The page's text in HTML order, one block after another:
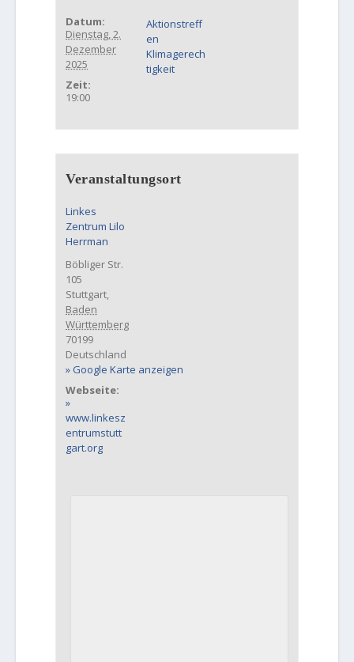
Datum:
Dienstag, 2.
Dezember
2025
Zeit:
19:00
Aktionstreff
en
Klimagerech
tigkeit
Veranstaltungsort
Linkes
Zentrum Lilo
Herrman
Böbliger Str.
105
Stuttgart,
Baden
Württemberg
70199
Deutschland
Google Karte anzeigen
Webseite:
www.linkesz
entrumstutt
gart.org